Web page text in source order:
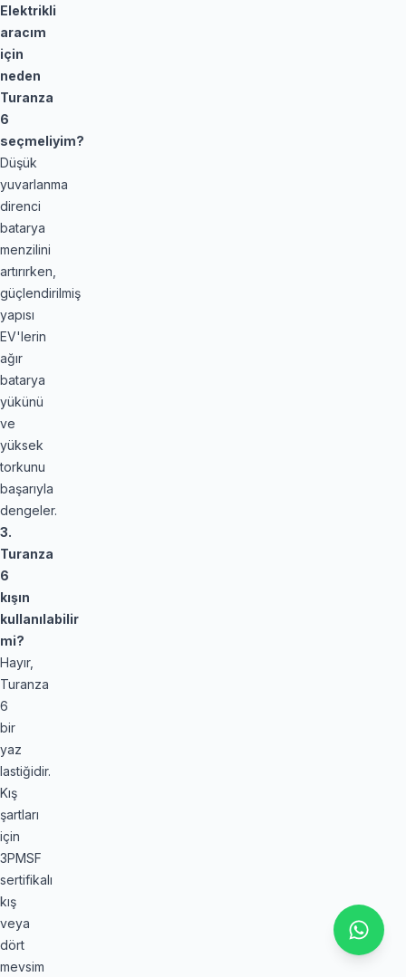
Elektrikli
aracım
için
neden
Turanza
6
seçmeliyim?
Düşük
yuvarlanma
direnci
batarya
menzilini
artırırken,
güçlendirilmiş
yapısı
EV'lerin
ağır
batarya
yükünü
ve
yüksek
torkunu
başarıyla
dengeler.
3.
Turanza
6
kışın
kullanılabilir
mi?
Hayır,
Turanza
6
bir
yaz
lastiğidir.
Kış
şartları
için
3PMSF
sertifikalı
kış
veya
dört
mevsim